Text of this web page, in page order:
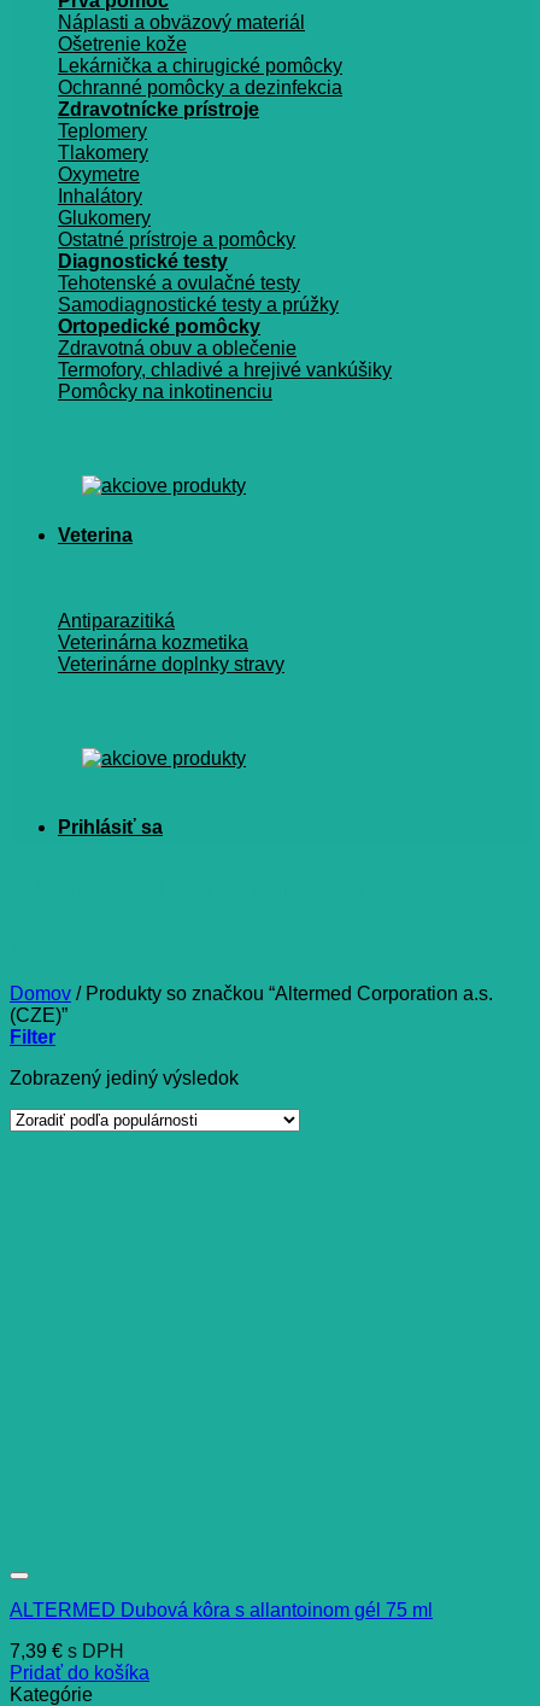
Náplasti a obväzový materiál
Ošetrenie kože
Lekárnička a chirugické pomôcky
Ochranné pomôcky a dezinfekcia
Zdravotnícke prístroje
Teplomery
Tlakomery
Oxymetre
Inhalátory
Glukomery
Ostatné prístroje a pomôcky
Diagnostické testy
Tehotenské a ovulačné testy
Samodiagnostické testy a prúžky
Ortopedické pomôcky
Zdravotná obuv a oblečenie
Termofory, chladivé a hrejivé vankúšiky
Pomôcky na inkotinenciu
Veterina
Antiparazitiká
Veterinárna kozmetika
Veterinárne doplnky stravy
Domov /Produkty so značkou “Altermed Corporation a.s.
(CZE)”
Filter
Zobrazený jediný výsledok
ALTERMED Dubová kôra s allantoinom gél 75 ml
7,39 € s DPH
Pridať do košíka
Kategórie